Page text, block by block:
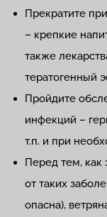
Прекратите
– крепкие
также
тератогенный
Пройдите
инфекций –
т.п. и при
Перед тем, как
от таких
опасна),